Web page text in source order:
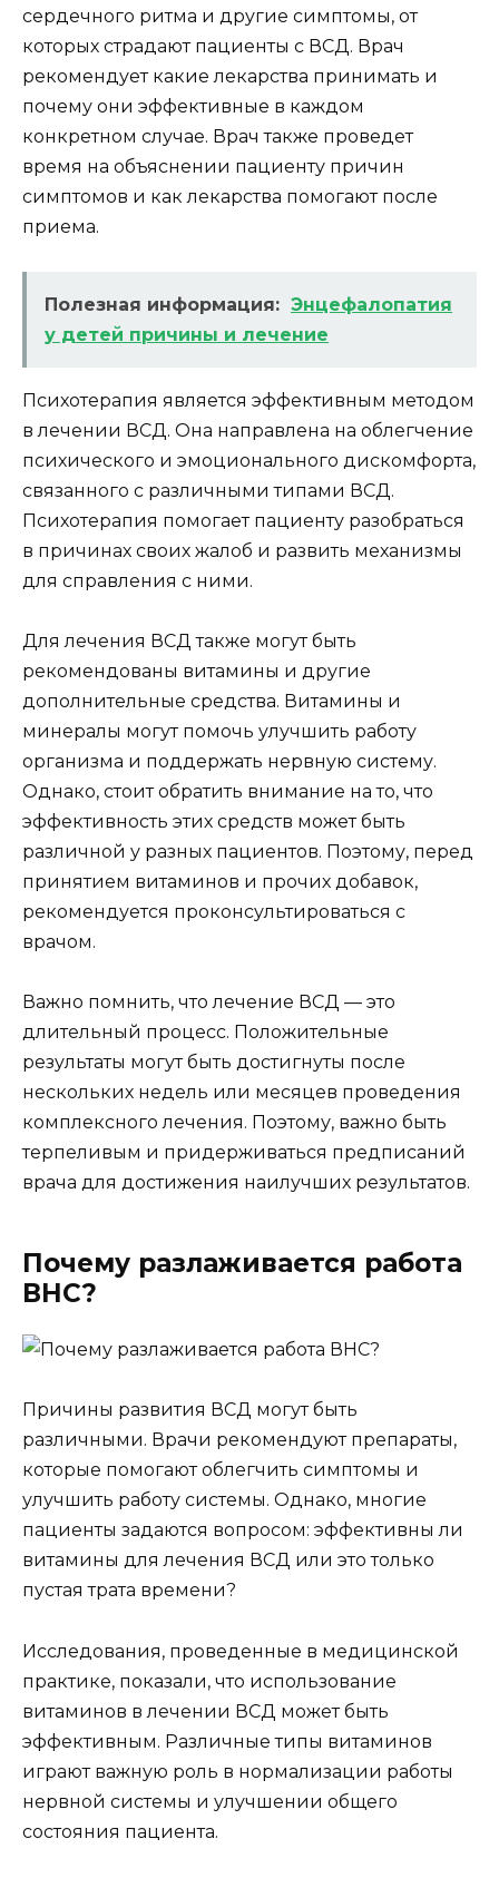
сердечного ритма и другие симптомы, от
которых страдают пациенты с ВСД. Врач
рекомендует какие лекарства принимать и
почему они эффективные в каждом
конкретном случае. Врач также проведет
время на объяснении пациенту причин
симптомов и как лекарства помогают после
приема.
Полезная информация: Энцефалопатия
у детей причины и лечение
Психотерапия является эффективным методом
в лечении ВСД. Она направлена на облегчение
психического и эмоционального дискомфорта,
связанного с различными типами ВСД.
Психотерапия помогает пациенту разобраться
в причинах своих жалоб и развить механизмы
для справления с ними.
Для лечения ВСД также могут быть
рекомендованы витамины и другие
дополнительные средства. Витамины и
минералы могут помочь улучшить работу
организма и поддержать нервную систему.
Однако, стоит обратить внимание на то, что
эффективность этих средств может быть
различной у разных пациентов. Поэтому, перед
принятием витаминов и прочих добавок,
рекомендуется проконсультироваться с
врачом.
Важно помнить, что лечение ВСД — это
длительный процесс. Положительные
результаты могут быть достигнуты после
нескольких недель или месяцев проведения
комплексного лечения. Поэтому, важно быть
терпеливым и придерживаться предписаний
врача для достижения наилучших результатов.
Почему разлаживается работа
ВНС?
Причины развития ВСД могут быть
различными. Врачи рекомендуют препараты,
которые помогают облегчить симптомы и
улучшить работу системы. Однако, многие
пациенты задаются вопросом: эффективны ли
витамины для лечения ВСД или это только
пустая трата времени?
Исследования, проведенные в медицинской
практике, показали, что использование
витаминов в лечении ВСД может быть
эффективным. Различные типы витаминов
играют важную роль в нормализации работы
нервной системы и улучшении общего
состояния пациента.